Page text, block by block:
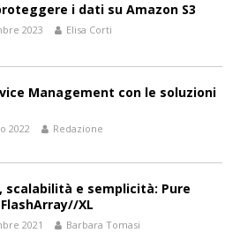
i dati su Amazon S3
2023 Elisa Corti
Management con le soluzioni
2022 Redazione
scalabilità e semplicità: Pure
XL
2021 Barbara Tomasi